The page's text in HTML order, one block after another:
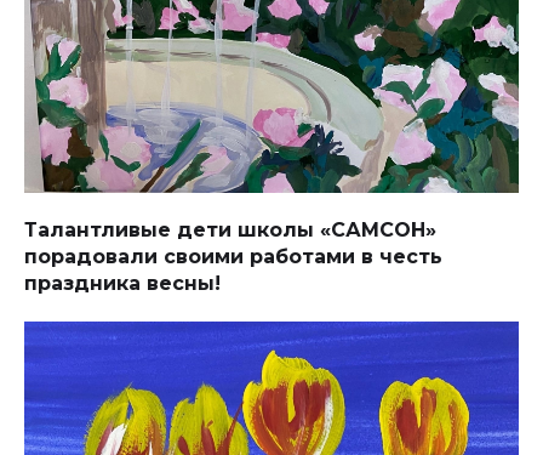
Талантливые дети школы «САМСОН»
порадовали своими работами в честь
праздника весны!